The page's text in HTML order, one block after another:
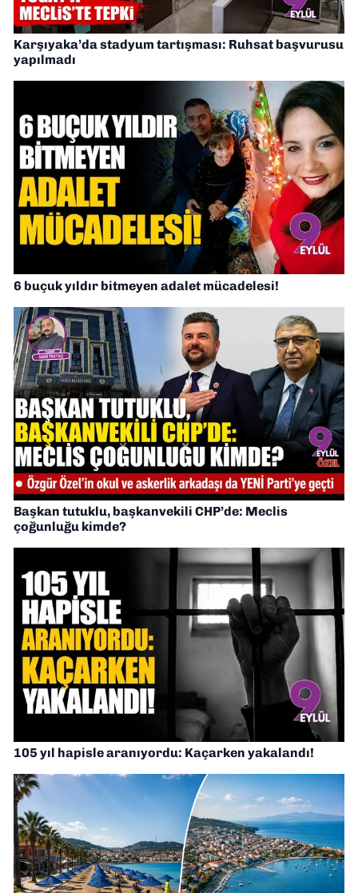
Karşıyaka’da stadyum tartışması: Ruhsat başvurusu
yapılmadı
6 buçuk yıldır bitmeyen adalet mücadelesi!
Başkan tutuklu, başkanvekili CHP’de: Meclis
çoğunluğu kimde?
105 yıl hapisle aranıyordu: Kaçarken yakalandı!